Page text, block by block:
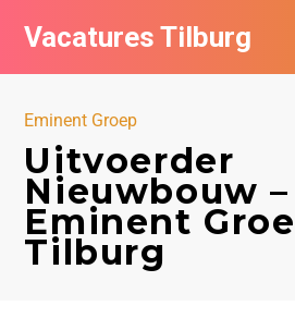
Vacatures Tilburg
Eminent Groep
Uitvoerder
Nieuwbouw –
Eminent
Tilburg
Vacatures per bedrijf
De populairste vacatures in Tilburg
Nieuwsbrief feed